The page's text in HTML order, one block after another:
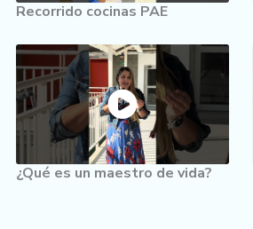
Recorrido cocinas PAE
¿Qué es un maestro de vida?